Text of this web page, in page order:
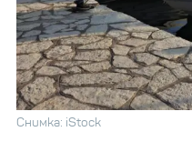
Снимка: iStock